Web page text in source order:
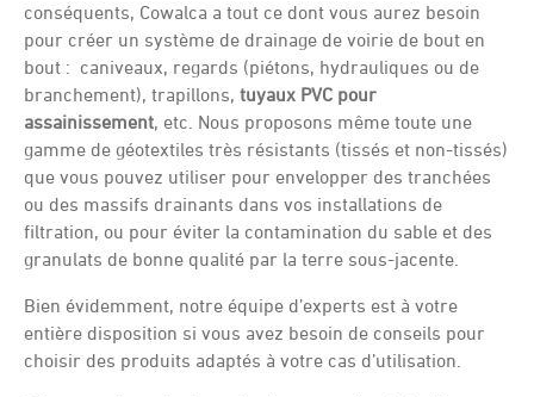
conséquents, Cowalca a tout ce dont vous aurez besoin
pour créer un système de drainage de voirie de bout en
bout : caniveaux, regards (piétons, hydrauliques ou de
branchement), trapillons, tuyaux PVC pour
assainissement, etc. Nous proposons même toute une
gamme de géotextiles très résistants (tissés et non-tissés)
que vous pouvez utiliser pour envelopper des tranchées
ou des massifs drainants dans vos installations de
filtration, ou pour éviter la contamination du sable et des
granulats de bonne qualité par la terre sous-jacente.
Bien évidemment, notre équipe d’experts est à votre
entière disposition si vous avez besoin de conseils pour
choisir des produits adaptés à votre cas d’utilisation.